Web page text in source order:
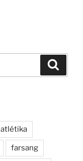
atlétika
farsang